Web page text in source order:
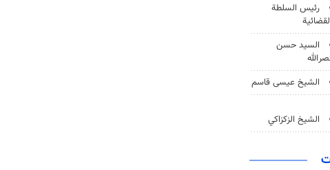
رئیس السلطة
السيد حسن
الشيخ عيسى قاسم
الشيخ الزكزاكي